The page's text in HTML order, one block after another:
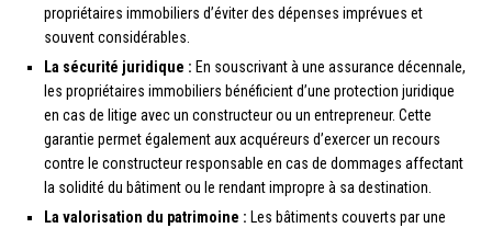
propriétaires immobiliers d’éviter des dépenses imprévues et
souvent considérables.
La sécurité juridique : En souscrivant à une assurance décennale,
les propriétaires immobiliers bénéficient d’une protection juridique
en cas de litige avec un constructeur ou un entrepreneur. Cette
garantie permet également aux acquéreurs d’exercer un recours
contre le constructeur responsable en cas de dommages affectant
la solidité du bâtiment ou le rendant impropre à sa destination.
La valorisation du patrimoine : Les bâtiments couverts par une